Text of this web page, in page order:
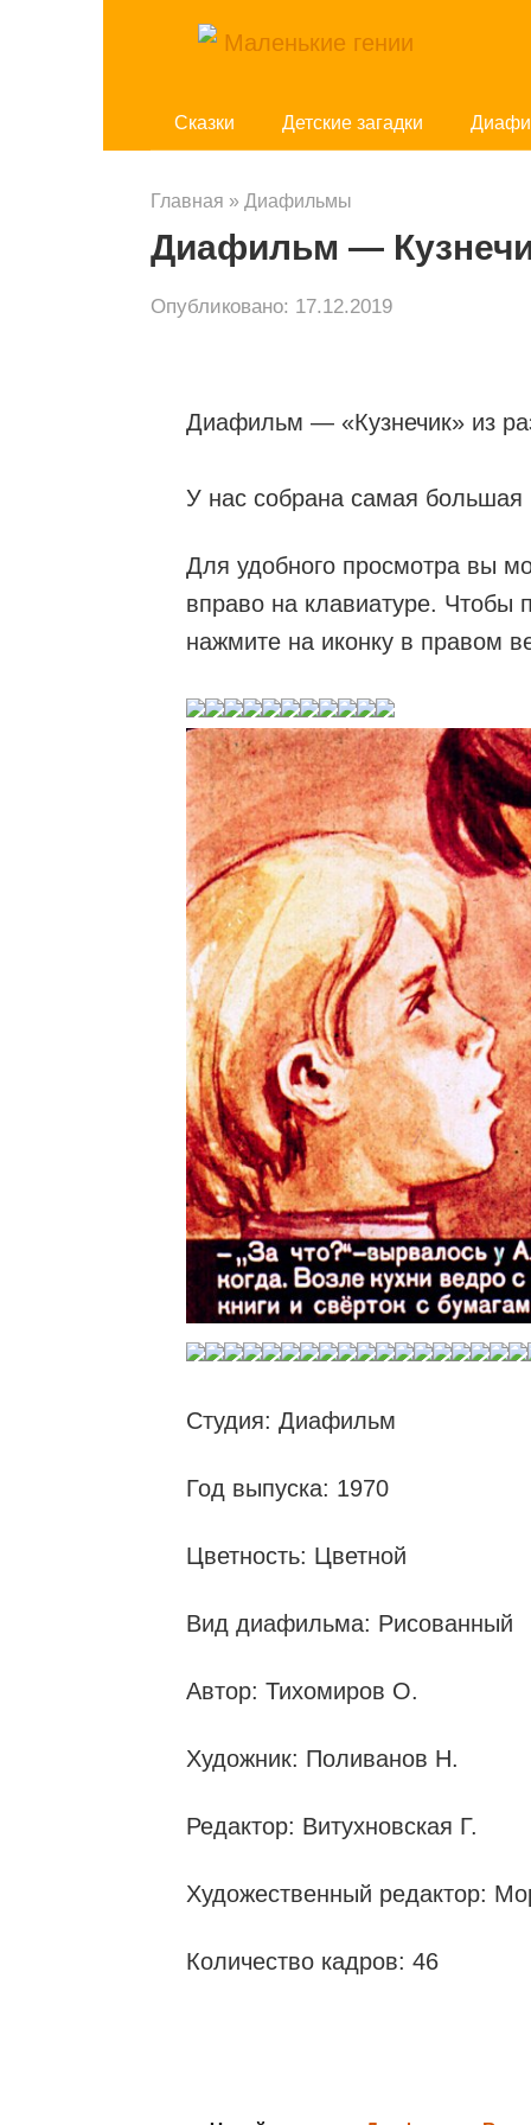
Cказки Детские загадки
Главная » Диафильмы
Диафильм —
Опубликовано: 17.12.2019
Диафильм — «Кузнечик» из
У нас собрана самая
Для удобного просмотра вы
вправо на клавиатуре. Чтобы
нажмите на иконку в правом
Студия: Диафильм
Год выпуска: 1970
Цветность: Цветной
Вид диафильма: Рисованный
Автор: Тихомиров О.
Художник: Поливанов Н.
Редактор: Витухновская Г.
Художественный редактор:
Количество кадров: 46